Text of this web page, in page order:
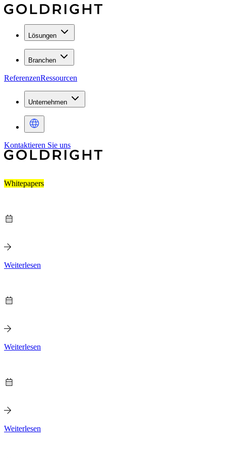
Lösungen
Branchen
ReferenzenRessourcen
Unternehmen
Kontaktieren Sie uns
Whitepapers
Weiterlesen
Weiterlesen
Weiterlesen